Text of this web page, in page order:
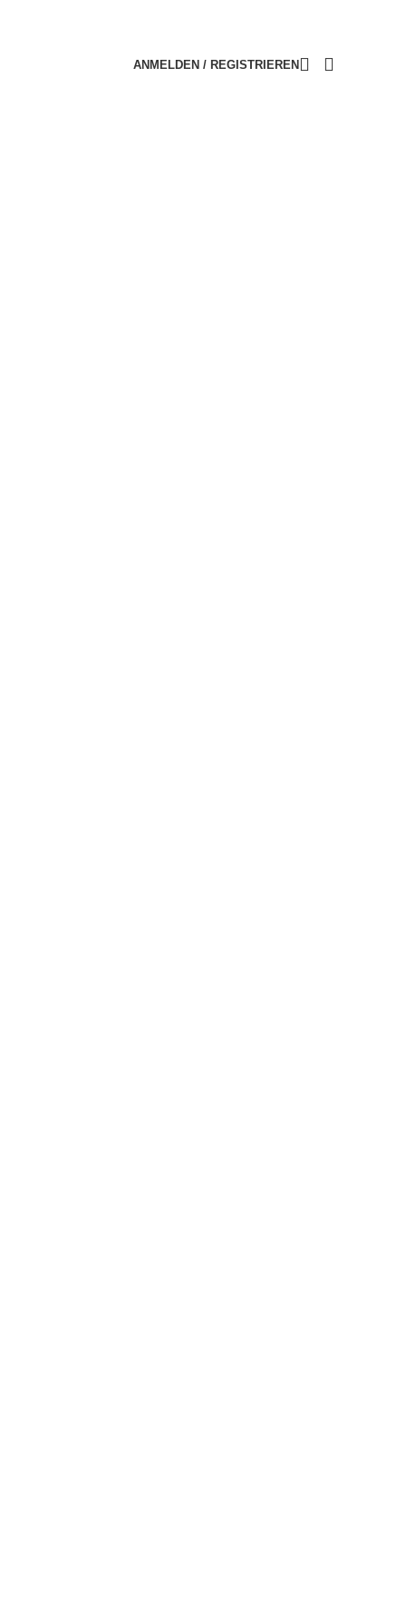
ANMELDEN / REGISTRIEREN